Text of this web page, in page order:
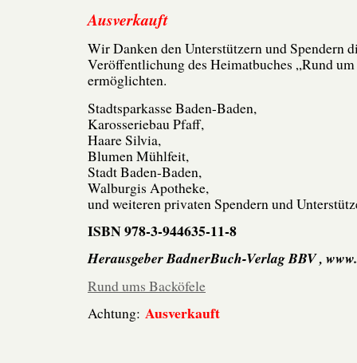
Ausverkauft
Wir Danken den Unterstützern und Spendern
Veröffentlichung des Heimatbuches „Rund
ermöglichten.
Stadtsparkasse Baden-Baden,
Karosseriebau Pfaff,
Haare Silvia,
Blumen Mühlfeit,
Stadt Baden-Baden,
Walburgis Apotheke,
und weiteren privaten Spendern und
ISBN 978-3-944635-11-8
Herausgeber BadnerBuch-Verlag BBV ,
Rund ums Backöfele
Achtung: Ausverkauft